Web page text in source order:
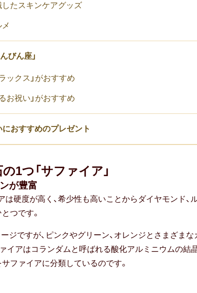
たスキンケアグッズ
びん座」
ックス」がおすすめ
お祝い」がおすすめ
おすすめのプレゼント
1つ「サファイア」
が豊富
硬度が高く、希少性も高いことからダイヤモンド、
つです。
ジですが、ピンクやグリーン、オレンジとさまざまな
イアはコランダムと呼ばれる酸化アルミニウムの結
ファイアに分類しているのです。